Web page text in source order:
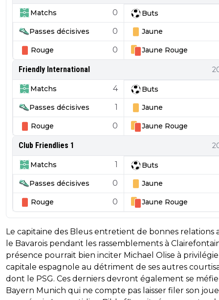
Matchs 0 Buts
Passes décisives 0 Jaune
Rouge 0 Jaune Rouge
Friendly International
Matchs 4 Buts
Passes décisives 1 Jaune
Rouge 0 Jaune Rouge
Club Friendlies 1
Matchs 1 Buts
Passes décisives 0 Jaune
Rouge 0 Jaune Rouge
Le capitaine des Bleus entretient de bonnes relations
le Bavarois pendant les rassemblements à
présence pourrait bien inciter Michael Olise à
capitale espagnole au détriment de ses autres
dont le PSG. Ces derniers devront également se
Bayern Munich qui ne compte pas laisser filer son